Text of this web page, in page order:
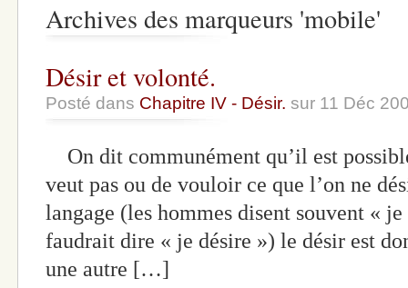
Archives des marqueurs 'mobile'
Désir et volonté.
Posté dans Chapitre IV - Désir. sur 11 Déc
On dit communément qu’il est
veut pas ou de vouloir ce que l’on ne
langage (les hommes disent souvent «
faudrait dire « je désire ») le désir est
une autre […]